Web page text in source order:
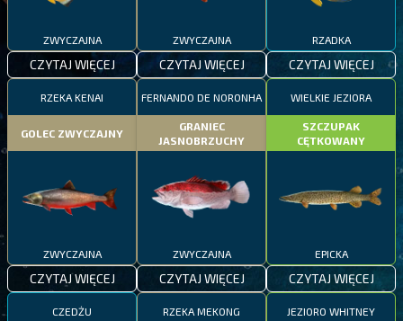
ZWYCZAJNA
CZYTAJ WIĘCEJ
ZWYCZAJNA
CZYTAJ WIĘCEJ
RZADKA
CZYTAJ WIĘCEJ
RZEKA KENAI
GOLEC ZWYCZAJNY
ZWYCZAJNA
CZYTAJ WIĘCEJ
FERNANDO DE NORONHA
GRANIEC
JASNOBRZUCHY
ZWYCZAJNA
CZYTAJ WIĘCEJ
WIELKIE JEZIORA
SZCZUPAK
CĘTKOWANY
EPICKA
CZYTAJ WIĘCEJ
CZEDŻU RZEKA MEKONG JEZIORO WHITNEY